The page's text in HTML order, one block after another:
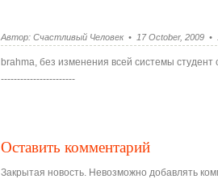
Автор: Счастливый Человек • 17 October, 2009 •
brahma, без изменения всей системы студент
-----------------------
Оставить комментарий
Закрытая новость. Невозможно добавлять